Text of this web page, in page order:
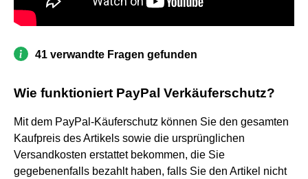
41 verwandte Fragen gefunden
Wie funktioniert PayPal Verkäuferschutz?
Mit dem PayPal-Käuferschutz können Sie den gesamten
Kaufpreis des Artikels sowie die ursprünglichen
Versandkosten erstattet bekommen, die Sie
gegebenenfalls bezahlt haben, falls Sie den Artikel nicht